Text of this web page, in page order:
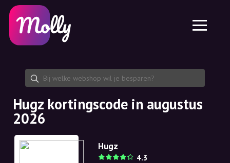
Huidverzorging
Haarverzorging
Kortingscode delen
Functies
Jobs
Over ons
Samenwerking
Platform
Molly voor iPhone en iPad
Molly voor Android
NL
EN
NO
DE
Hugz kortingscode in augustus
2026
Hugz
4.3